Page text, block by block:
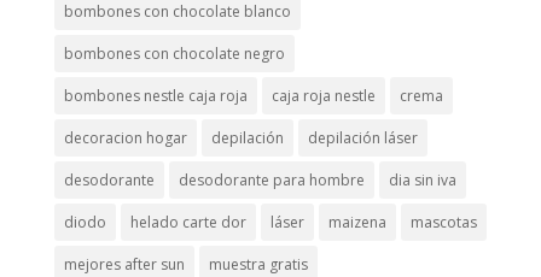
bombones con chocolate blanco
bombones con chocolate negro
bombones nestle caja roja caja roja nestle crema
decoracion hogar depilación depilación láser
desodorante desodorante para hombre dia sin iva
diodo helado carte dor láser maizena mascotas
mejores after sun muestra gratis